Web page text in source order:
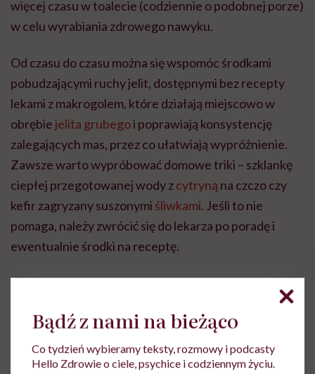
więcej czasu w toalecie (codziennie o podobnej porze)
w celu wyrabiania zdrowego nawyku.
Od czasu do czasu można się wspomóc środkami
pobudzającymi ruchy jelit, dostępnymi bez recepty
lekami z makrogolem, które działają miejscowo w
obrębiejelita grubegoi poprawiają konsystencję
zalegających mas, przez co ułatwiają wypróżnienie.
Zawsze warto wypróbować domowe triki – szklankę
ciepłej przegotowanej wody zcytryną na czczo czy
kefir zagryzany suszonymi śliwkami. Jeśli to nie
pomaga, należy zwrócić się do lekarza po poradę i
ewentualnie środki na receptę.
Joanna Germak
Zobacz profil
Bądź z nami na bieżąco
Co tydzień wybieramy teksty, rozmowy i podcasty
Hello Zdrowie o ciele, psychice i codziennym życiu.